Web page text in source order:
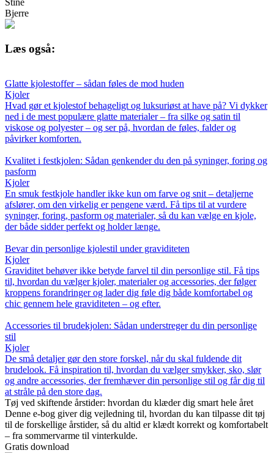
Bjerre
Læs også:
Glatte kjolestoffer – sådan føles de mod huden
Kjoler
Hvad gør et kjolestof behageligt og luksuriøst at have på? Vi dykker
ned i de mest populære glatte materialer – fra silke og satin til
viskose og polyester – og ser på, hvordan de føles, falder og
påvirker komforten.
Kvalitet i festkjolen: Sådan genkender du den på syninger, foring og
pasform
Kjoler
En smuk festkjole handler ikke kun om farve og snit – detaljerne
afslører, om den virkelig er pengene værd. Få tips til at vurdere
syninger, foring, pasform og materialer, så du kan vælge en kjole,
der både sidder perfekt og holder længe.
Bevar din personlige kjolestil under graviditeten
Kjoler
Graviditet behøver ikke betyde farvel til din personlige stil. Få tips
til, hvordan du vælger kjoler, materialer og accessories, der følger
kroppens forandringer og lader dig føle dig både komfortabel og
chic gennem hele graviditeten – og efter.
Accessories til brudekjolen: Sådan understreger du din personlige
stil
Kjoler
De små detaljer gør den store forskel, når du skal fuldende dit
brudelook. Få inspiration til, hvordan du vælger smykker, sko, slør
og andre accessories, der fremhæver din personlige stil og får dig til
at stråle på den store dag.
Tøj ved skiftende årstider: hvordan du klæder dig smart hele året
Denne e-bog giver dig vejledning til, hvordan du kan tilpasse dit tøj
til de forskellige årstider, så du altid er klædt korrekt og komfortabelt
– fra sommervarme til vinterkulde.
Gratis download